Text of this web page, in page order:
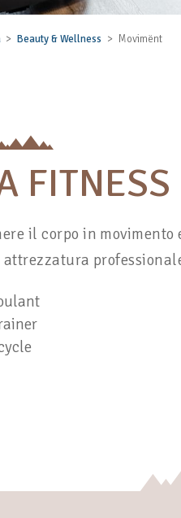
Beauty & Wellness Movimënt
FITNESS
il corpo in